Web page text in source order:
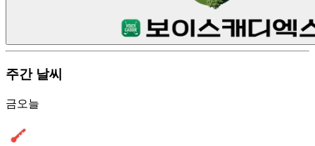
주간 날씨
금오늘